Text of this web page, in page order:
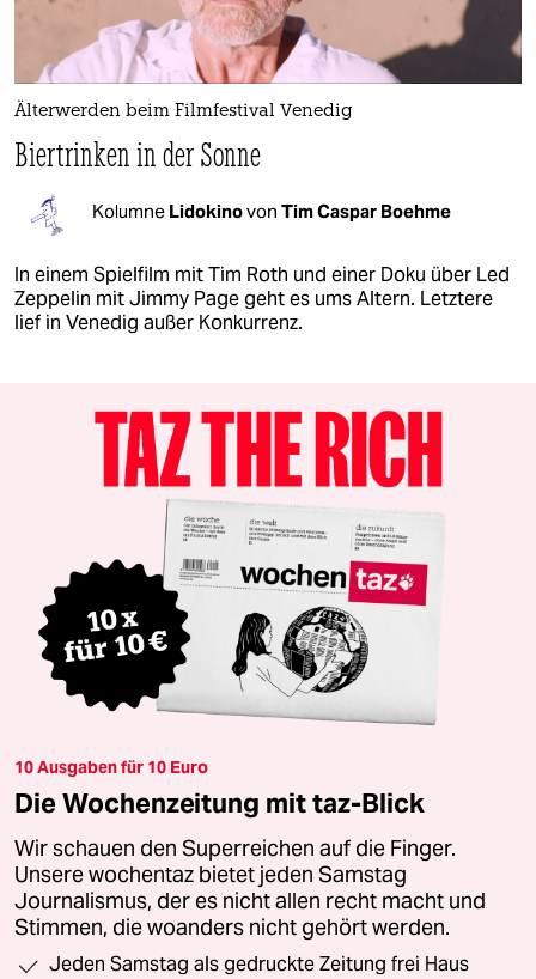
Älterwerden beim Filmfestival Venedig
Biertrinken in der Sonne
Kolumne Lidokinovon Tim Caspar Boehme
In einem Spielfilm mit Tim Roth und einer Doku über Led
Zeppelin mit Jimmy Page geht es ums Altern. Letztere
lief in Venedig außer Konkurrenz.
10 Ausgaben für 10 Euro
Die Wochenzeitung mit taz-Blick
Wir schauen den Superreichen auf die Finger.
Unsere wochentaz bietet jeden Samstag
Journalismus, der es nicht allen recht macht und
Stimmen, die woanders nicht gehört werden.
Jeden Samstag als gedruckte Zeitung frei Haus